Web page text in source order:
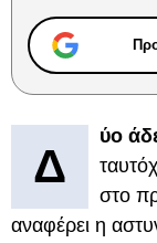
Δ
ύο
στο
αναφέρει η